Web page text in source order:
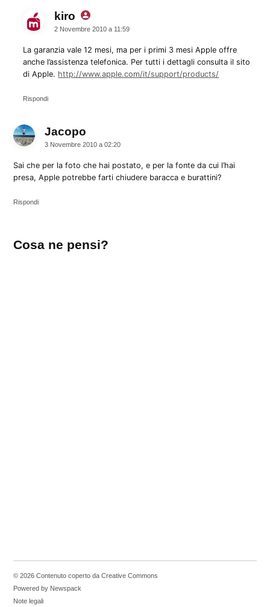
kiro dice:
2 Novembre 2010 a 11:59
La garanzia vale 12 mesi, ma per i primi 3 mesi Apple offre
anche l’assistenza telefonica. Per tutti i dettagli consulta il sito
di Apple. http://www.apple.com/it/support/products/
Rispondi
Jacopo
3 Novembre 2010 a 02:20
Sai che per la foto che hai postato, e per la fonte da cui l’hai
presa, Apple potrebbe farti chiudere baracca e burattini?
Rispondi
un
Cosa ne pensi?
© 2026 Contenuto coperto da Creative Commons
Powered by Newspack
Note legali